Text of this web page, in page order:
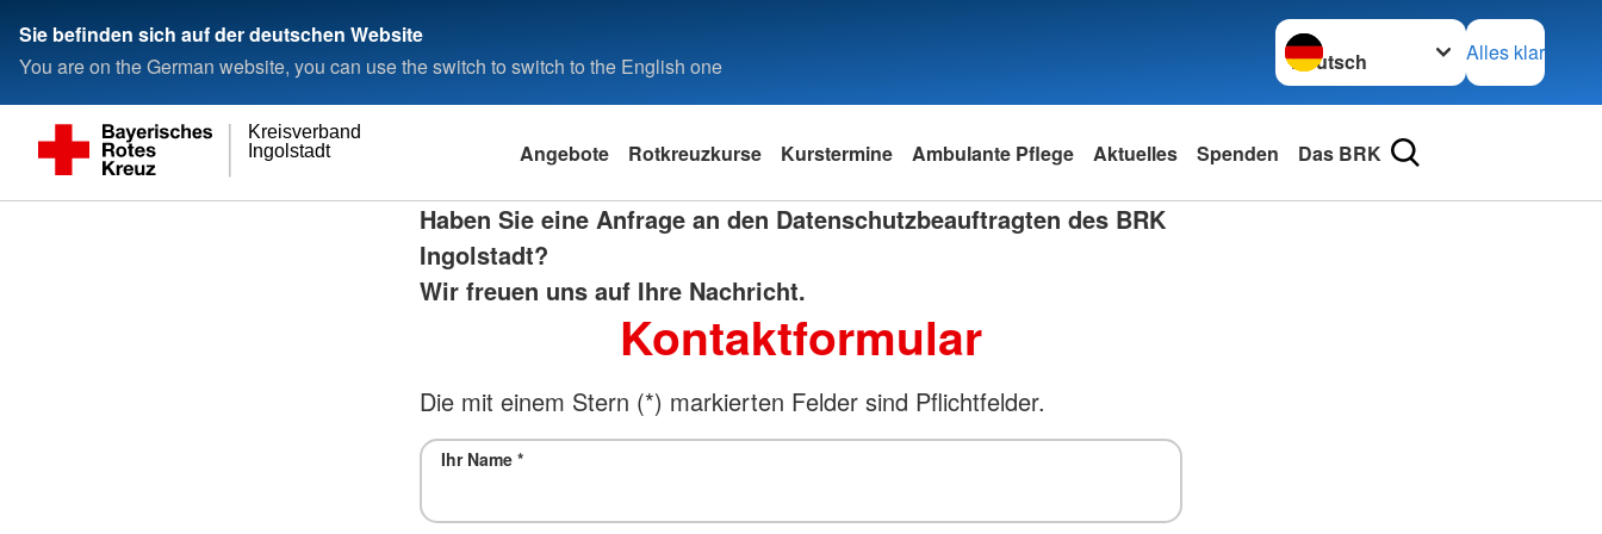
Sie befinden sich auf der deutschen Website
You are on the German website, you can use the switch to switch to the English one
Sprache wechseln zu
Alles klar
Ingolstadt
Kreisverband
Angebote Rotkreuzkurse Kurstermine Ambulante Pflege Aktuelles Spenden Das BRK
Haben Sie eine Anfrage an den Datenschutzbeauftragten des BRK
Ingolstadt?
Wir freuen uns auf Ihre Nachricht.
Kontaktformular
Die mit einem Stern (*) markierten Felder sind Pflichtfelder.
Ihr Name*